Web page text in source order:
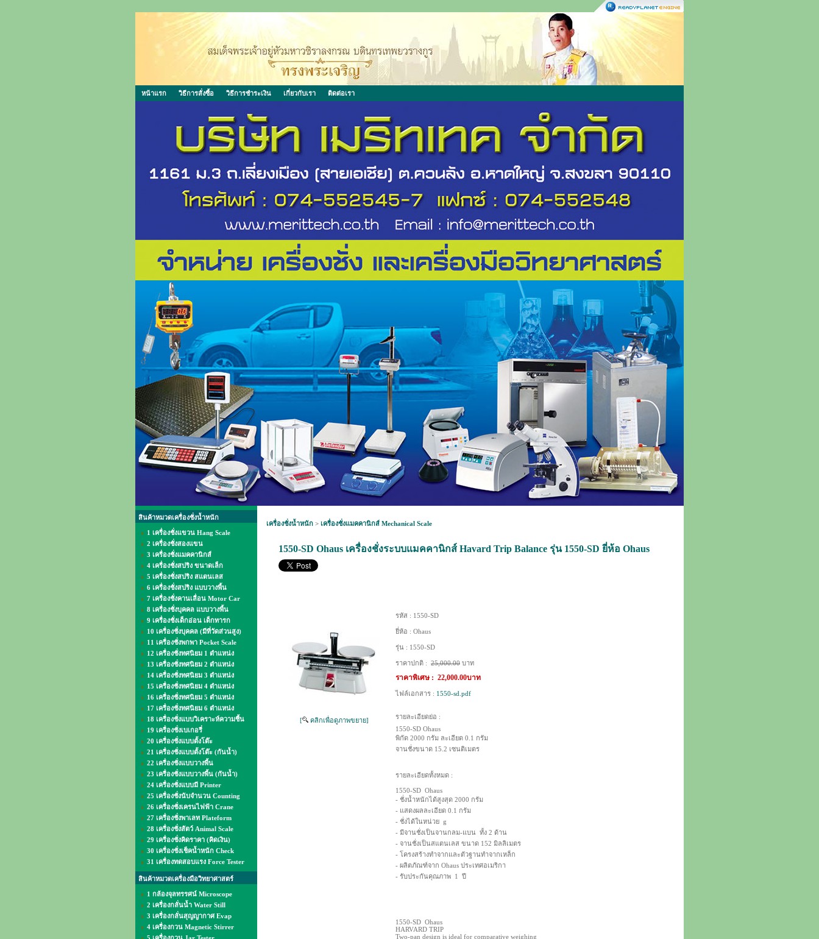
หน้าแรก วิธีการสั่งซื้อ วิธีการชำระเงิน เกี่ยวกับเรา ติดต่อเรา
สินค้าหมวดเครื่องชั่งน้ำหนัก
1 เครื่องชั่งแขวน Hang Scale
2 เครื่องชั่งสองแขน
3 เครื่องชั่งแมคคานิกส์
4 เครื่องชั่งสปริง ขนาดเล็ก
5 เครื่องชั่งสปริง สแตนเลส
6 เครื่องชั่งสปริง แบบวางพื้น
7 เครื่องชั่งคานเลื่อน Motor Car
8 เครื่องชั่งบุคคล แบบวางพื้น
9 เครื่องชั่งเด็กอ่อน เด็กทารก
10 เครื่องชั่งบุคคล (มีที่วัดส่วนสูง)
11 เครื่องชั่งพกพา Pocket Scale
12 เครื่องชั่งทศนิยม 1 ตำแหน่ง
13 เครื่องชั่งทศนิยม 2 ตำแหน่ง
14 เครื่องชั่งทศนิยม 3 ตำแหน่ง
15 เครื่องชั่งทศนิยม 4 ตำแหน่ง
16 เครื่องชั่งทศนิยม 5 ตำแหน่ง
17 เครื่องชั่งทศนิยม 6 ตำแหน่ง
18 เครื่องชั่งแบบวิเคราะห์ความชื้น
19 เครื่องชั่งเบเกอรี่
20 เครื่องชั่งแบบตั้งโต๊ะ
21 เครื่องชั่งแบบตั้งโต๊ะ (กันน้ำ)
22 เครื่องชั่งแบบวางพื้น
23 เครื่องชั่งแบบวางพื้น (กันน้ำ)
24 เครื่องชั่งแบบมี Printer
25 เครื่องชั่งนับจำนวน Counting
26 เครื่องชั่งเครนไฟฟ้า Crane
27 เครื่องชั่งพาเลท Plateform
28 เครื่องชั่งสัตว์ Animal Scale
29 เครื่องชั่งคิดราคา (คิดเงิน)
30 เครื่องชั่งเช็คน้ำหนัก Check
31 เครื่องทดสอบแรง Force Tester
สินค้าหมวดเครื่องมือวิทยาศาสตร์
1 กล้องจุลทรรศน์ Microscope
2 เครื่องกลั่นน้ำ Water Still
3 เครื่องกลั่นสุญญากาศ Evap
4 เครื่องกวน Magnetic Stirrer
เครื่องชั่งน้ำหนัก > เครื่องชั่งแมคคานิกส์ Mechanical Scale
1550-SD Ohaus เครื่องชั่งระบบแมคคานิกส์ Havard Trip Balance รุ่น 1550-SD ยี่ห้อ Ohaus
[ คลิกเพื่อดูภาพขยาย]
รหัส : 1550-SD
ยี่ห้อ : Ohaus
รุ่น : 1550-SD
ราคาปกติ : 25,000.00 บาท
ราคาพิเศษ : 22,000.00บาท
ไฟล์เอกสาร : 1550-sd.pdf
รายละเอียดย่อ :
1550-SD Ohaus
พิกัด 2000 กรัม ละเอียด 0.1 กรัม
จานชั่งขนาด 15.2 เซนติเมตร
รายละเอียดทั้งหมด :
1550-SD Ohaus
- ชั่งน้ำหนักได้สูงสุด 2000 กรัม
- แสดงผลละเอียด 0.1 กรัม
- ชั่งได้ในหน่วย g
- มีจานชั่งเป็นจานกลม-แบน ทั้ง 2 ด้าน
- จานชั่งเป็นสแตนเลส ขนาด 152 มิลลิเมตร
- โครงสร้างทำจากและตัวฐานทำจากเหล็ก
- ผลิตภัณฑ์จาก Ohaus ประเทศอเมริกา
- รับประกันคุณภาพ 1 ปี
1550-SD Ohaus
HARVARD TRIP
Two-pan design is ideal for comparative weighing